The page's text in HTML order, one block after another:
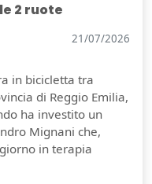
2 ruote
21/07/2026
in bicicletta tra
di Reggio Emilia,
ha investito un
Mignani che,
in terapia